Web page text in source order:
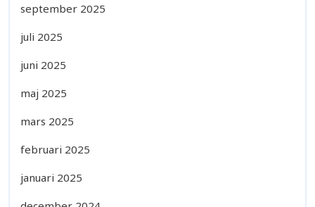
september 2025
juli 2025
juni 2025
maj 2025
mars 2025
februari 2025
januari 2025